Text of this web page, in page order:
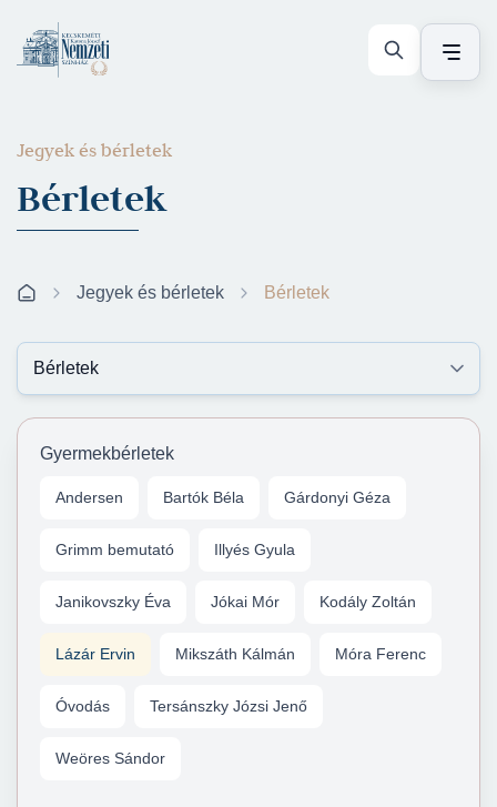
Jegyek és bérletek
Bérletek
Jegyek és bérletek Bérletek
Gyermekbérletek
Andersen Bartók Béla Gárdonyi Géza
Grimm bemutató Illyés Gyula
Janikovszky Éva Jókai Mór Kodály Zoltán
Lázár Ervin Mikszáth Kálmán Móra Ferenc
Óvodás Tersánszky Józsi Jenő
Weöres Sándor